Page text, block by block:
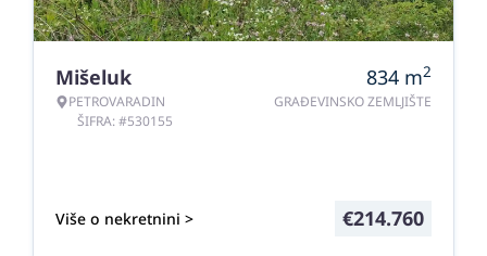
Mišeluk
PETROVARADIN
ŠIFRA: #530155
834 m2
GRAĐEVINSKO ZEMLJIŠTE
Više o nekretnini > €214.760